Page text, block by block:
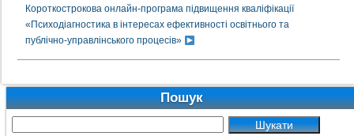
Короткострокова онлайн-програма підвищення кваліфікації
«Психодіагностика в інтересах ефективності освітнього та
публічно-управлінського процесів»
Пошук